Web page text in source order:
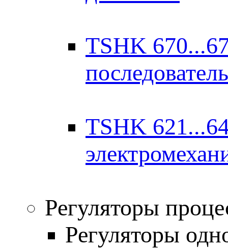
TSHK
TSHK
Регуляторы
Регуляторы